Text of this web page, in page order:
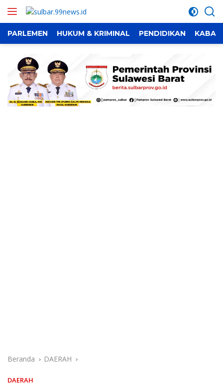
Langsung
PARLEMEN HUKUM & KRIMINAL PENDIDIKAN KABAR
Beranda DAERAH
DAERAH